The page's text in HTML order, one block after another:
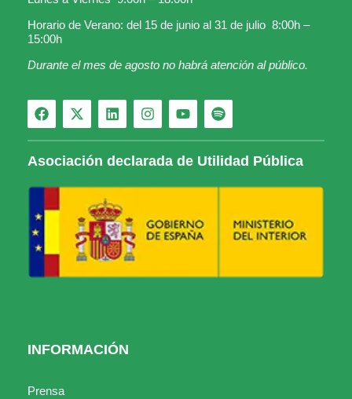
Horario de Verano: del 15 de junio al 31 de julio 8:00h –
15:00h
Durante el mes de agosto no habrá atención al público.
Asociación declarada de Utilidad Pública
INFORMACIÓN
Prensa